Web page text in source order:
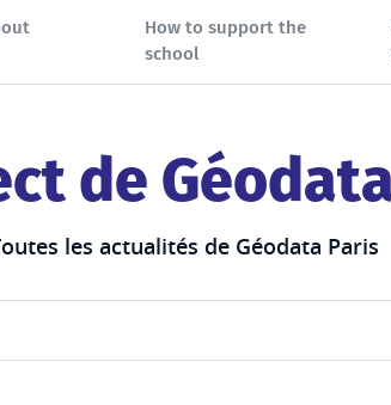
How to support the
school
de
les actualités de Géodata Paris